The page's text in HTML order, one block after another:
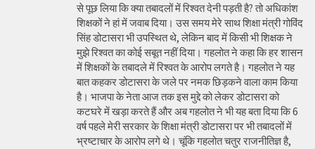
से पूछ लिया कि क्या तबादलों में रिश्वत देनी पड़ती है? तो अधिकांश
शिक्षकों ने हां में जवाब दिया। उस समय मेरे साथ शिक्षा मंत्री गोविंद
सिंह डोटासरा भी उपस्थित थे, लेकिन बाद में किसी भी शिक्षक ने
मुझे रिश्वत का कोई सबूत नहीं दिया। गहलोत ने कहा कि हर शासन
में शिक्षकों के तबादले में रिश्वत के आरोप लगते है। गहलोत ने यह
बात कहकर डोटासरा के जले पर नमक छिड़कने वाला काम किया
है। भाजपा के नेता आज तक इस मुद्दे को लेकर डोटासरा को
कटघरे में खड़ा करते हैं और अब गहलोत ने भी यह बता दिया कि 6
वर्ष पहले मेरी सरकार के शिक्षा मंत्री डोटासरा पर भी तबादलों में
भ्रष्टाचार के आरोप लगे थे। चूंकि गहलोत चतुर राजनीतिज्ञ है,